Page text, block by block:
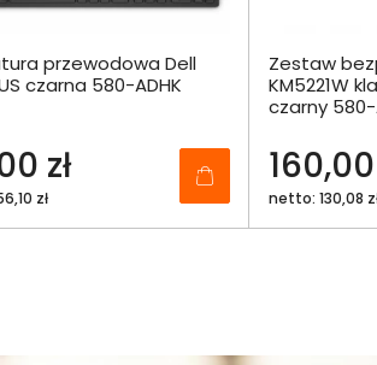
przewodowa Dell
czarna 580-ADHK
zł
zł
Zestaw
KM5221W
czarny 580-
160,00
netto: 130,08